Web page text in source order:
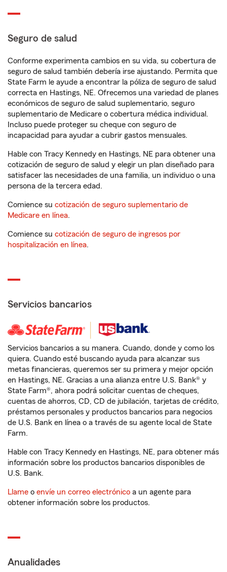
Seguro de salud
Conforme experimenta cambios en su vida, su cobertura de
seguro de salud también debería irse ajustando. Permita que
State Farm le ayude a encontrar la póliza de seguro de salud
correcta en Hastings, NE. Ofrecemos una variedad de planes
económicos de seguro de salud suplementario, seguro
suplementario de Medicare o cobertura médica individual.
Incluso puede proteger su cheque con seguro de
incapacidad para ayudar a cubrir gastos mensuales.
Hable con Tracy Kennedy en Hastings, NE para obtener una
cotización de seguro de salud y elegir un plan diseñado para
satisfacer las necesidades de una familia, un individuo o una
persona de la tercera edad.
Comience su cotización de seguro suplementario de
Medicare en línea.
Comience su cotización de seguro de ingresos por
hospitalización en línea.
Servicios bancarios
Servicios bancarios a su manera. Cuando, donde y como los
quiera. Cuando esté buscando ayuda para alcanzar sus
metas financieras, queremos ser su primera y mejor opción
en Hastings, NE. Gracias a una alianza entre U.S. Bank® y
State Farm®, ahora podrá solicitar cuentas de cheques,
cuentas de ahorros, CD, CD de jubilación, tarjetas de crédito,
préstamos personales y productos bancarios para negocios
de U.S. Bank en línea o a través de su agente local de State
Farm.
Hable con Tracy Kennedy en Hastings, NE, para obtener más
información sobre los productos bancarios disponibles de
U.S. Bank.
Llame o envíe un correo electrónico a un agente para
obtener información sobre los productos.
Anualidades